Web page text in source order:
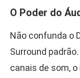
O Poder do
Não confunda o
Surround
canais de som,